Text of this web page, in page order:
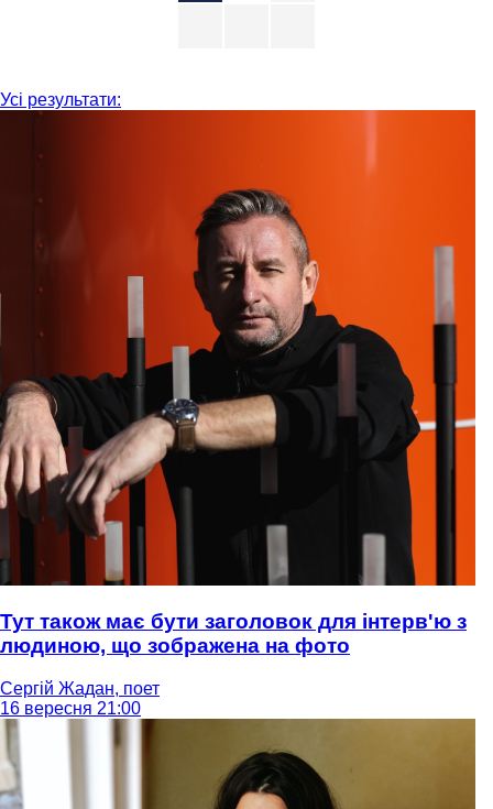
Усі результати:
Тут також має бути заголовок для інтерв'ю з
людиною, що зображена на фото
Сергій Жадан, поет
16 вересня 21:00